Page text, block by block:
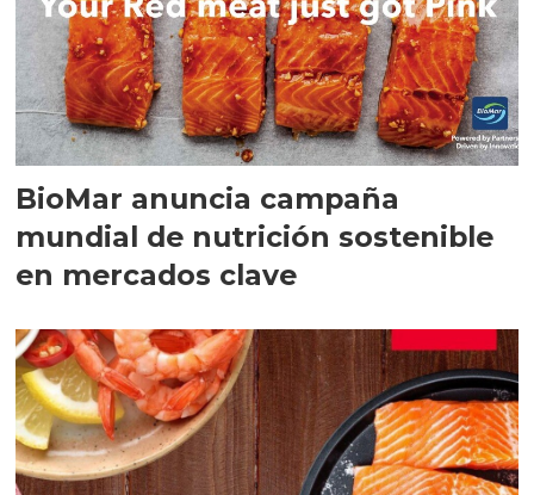
BioMar anuncia campaña
mundial de nutrición sostenible
en mercados clave